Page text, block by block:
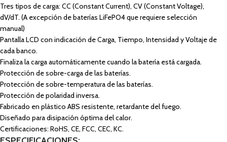
Tres tipos de carga: CC (Constant Current), CV (Constant Voltage),
dV/dT. (A excepción de baterías LiFePO4 que requiere selección
manual)
Pantalla LCD con indicación de Carga, Tiempo, Intensidad y Voltaje de
cada banco.
Finaliza la carga automáticamente cuando la batería está cargada.
Protección de sobre-carga de las baterías.
Protección de sobre-temperatura de las baterías.
Protección de polaridad inversa.
Fabricado en plástico ABS resistente, retardante del fuego.
Diseñado para disipación óptima del calor.
Certificaciones: RoHS, CE, FCC, CEC, KC.